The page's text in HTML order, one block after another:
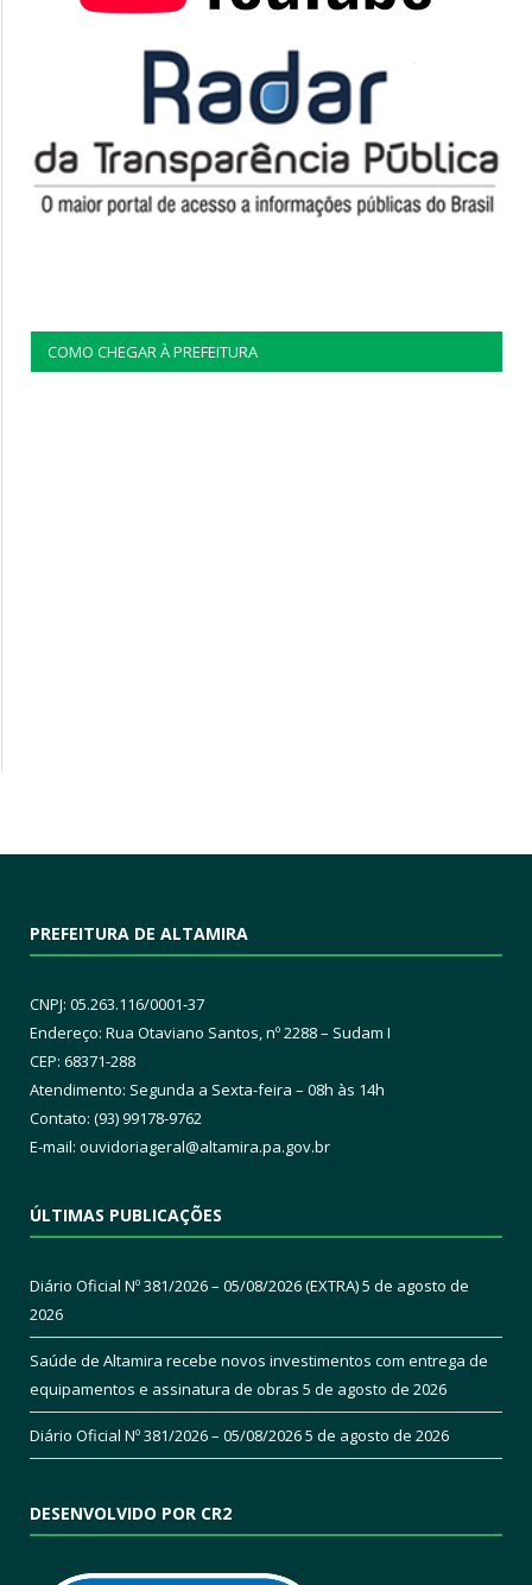
COMO CHEGAR À PREFEITURA
PREFEITURA DE ALTAMIRA
CNPJ: 05.263.116/0001-37
Endereço: Rua Otaviano Santos, nº 2288 – Sudam I
CEP: 68371-288
Atendimento: Segunda a Sexta-feira – 08h às 14h
Contato: (93) 99178-9762
E-mail: ouvidoriageral@altamira.pa.gov.br
ÚLTIMAS PUBLICAÇÕES
Diário Oficial Nº 381/2026 – 05/08/2026 (EXTRA)5 de agosto de
2026
Saúde de Altamira recebe novos investimentos com entrega de
equipamentos e assinatura de obras 5 de agosto de 2026
Diário Oficial Nº 381/2026 – 05/08/20265 de agosto de 2026
DESENVOLVIDO POR CR2